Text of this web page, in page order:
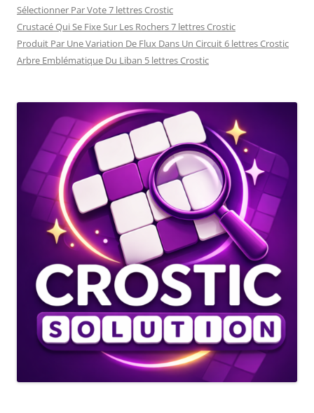
Sélectionner Par Vote 7 lettres Crostic
Crustacé Qui Se Fixe Sur Les Rochers 7 lettres Crostic
Produit Par Une Variation De Flux Dans Un Circuit 6 lettres Crostic
Arbre Emblématique Du Liban 5 lettres Crostic